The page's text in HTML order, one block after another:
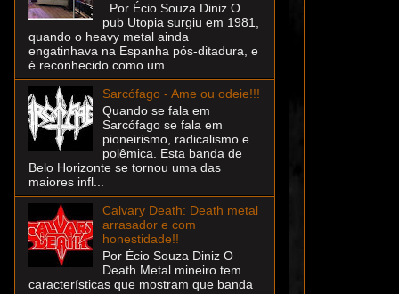
Por Écio Souza Diniz O
pub Utopia surgiu em 1981,
quando o heavy metal ainda
engatinhava na Espanha pós-ditadura, e
é reconhecido como um ...
Sarcófago - Ame ou odeie!!!
Quando se fala em
Sarcófago se fala em
pioneirismo, radicalismo e
polêmica. Esta banda de
Belo Horizonte se tornou uma das
maiores infl...
Calvary Death: Death metal
arrasador e com
honestidade!!
Por Écio Souza Diniz O
Death Metal mineiro tem
características que mostram que banda